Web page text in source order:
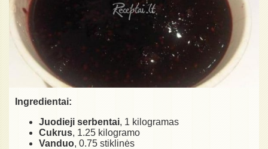
Ingredientai:
Juodieji serbentai, 1 kilogramas
Cukrus, 1.25 kilogramo
Vanduo, 0.75 stiklinės